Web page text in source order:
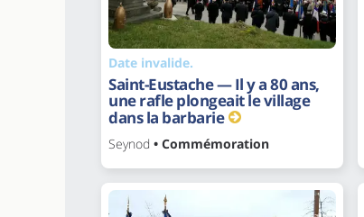
Date invalide.
Saint-Eustache — Il y a 80 ans,
une rafle plongeait le village
dans la barbarie
Seynod • Commémoration